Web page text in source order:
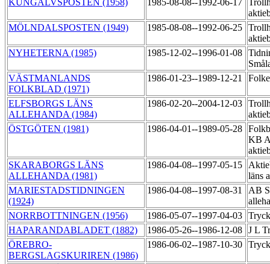
KUNGÄLVSPOSTEN (1958)
1985-08-08--1992-06-17
MÖLNDALSPOSTEN (1949)
1985-08-08--1992-06-25
NYHETERNA (1985)
1985-12-02--1996-01-08
VÄSTMANLANDS
FOLKBLAD (1971)
1986-01-23--1989-12-21
ELFSBORGS LÄNS
ALLEHANDA (1984)
1986-02-20--2004-12-03
ÖSTGÖTEN (1981)
1986-04-01--1989-05-28
KB
SKARABORGS LÄNS
ALLEHANDA (1981)
1986-04-08--1997-05-15
läns
MARIESTADSTIDNINGEN
(1924)
1986-04-08--1997-08-31
AB
NORRBOTTNINGEN (1956)
1986-05-07--1997-04-03
HAPARANDABLADET (1882)
1986-05-26--1986-12-08 J L
ÖREBRO-
BERGSLAGSKURIREN (1986)
1986-06-02--1987-10-30